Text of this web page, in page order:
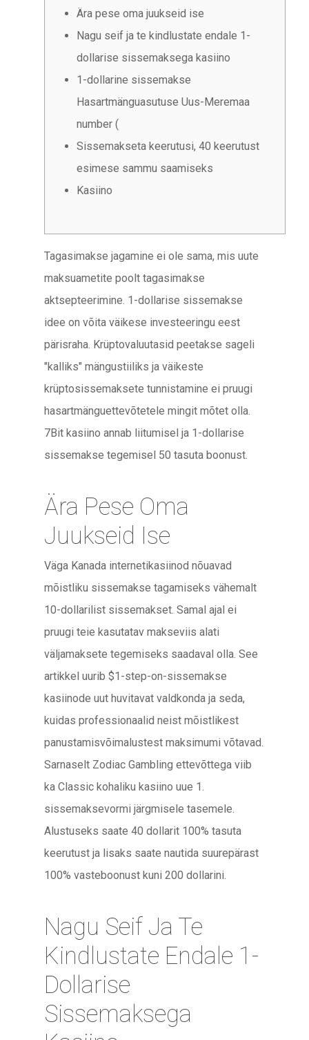
Ära pese oma juukseid ise
Nagu seif ja te kindlustate endale 1-
dollarise sissemaksega kasiino
1-dollarine sissemakse
Hasartmänguasutuse Uus-Meremaa
number (
Sissemakseta keerutusi, 40 keerutust
esimese sammu saamiseks
Kasiino
Tagasimakse jagamine ei ole sama, mis uute
maksuametite poolt tagasimakse
aktsepteerimine. 1-dollarise sissemakse
idee on võita väikese investeeringu eest
pärisraha. Krüptovaluutasid peetakse sageli
"kalliks" mängustiiliks ja väikeste
krüptosissemaksete tunnistamine ei pruugi
hasartmänguettevõtetele mingit mõtet olla.
7Bit kasiino annab liitumisel ja 1-dollarise
sissemakse tegemisel 50 tasuta boonust.
Ära Pese Oma
Juukseid Ise
Väga Kanada internetikasiinod nõuavad
mõistliku sissemakse tagamiseks vähemalt
10-dollarilist sissemakset. Samal ajal ei
pruugi teie kasutatav makseviis alati
väljamaksete tegemiseks saadaval olla. See
artikkel uurib $1-step-on-sissemakse
kasiinode uut huvitavat valdkonda ja seda,
kuidas professionaalid neist mõistlikest
panustamisvõimalustest maksimumi võtavad.
Sarnaselt Zodiac Gambling ettevõttega viib
ka Classic kohaliku kasiino uue 1.
sissemaksevormi järgmisele tasemele.
Alustuseks saate 40 dollarit 100% tasuta
keerutust ja lisaks saate nautida suurepärast
100% vasteboonust kuni 200 dollarini.
Nagu Seif Ja Te
Kindlustate Endale 1-
Dollarise
Sissemaksega